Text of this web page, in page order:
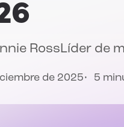
RossLíder de
de 2025 5